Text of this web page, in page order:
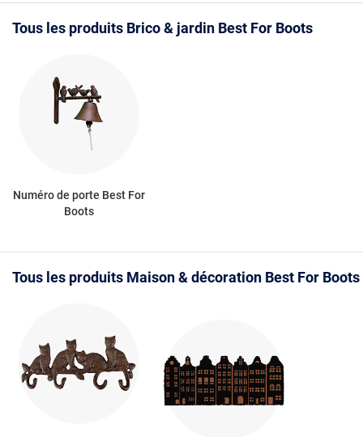
Tous les produits Brico & jardin Best For Boots
Numéro de porte Best For
Boots
Tous les produits Maison & décoration Best For Boots